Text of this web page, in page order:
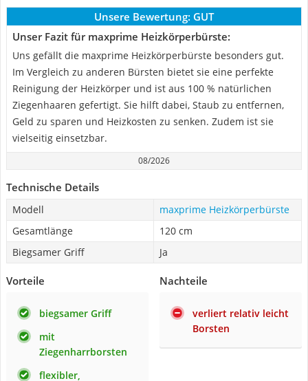
Unsere Bewertung: GUT
Unser Fazit für maxprime Heizkörperbürste:
Uns gefällt die maxprime Heizkörperbürste besonders gut.
Im Vergleich zu anderen Bürsten bietet sie eine perfekte
Reinigung der Heizkörper und ist aus 100 % natürlichen
Ziegenhaaren gefertigt. Sie hilft dabei, Staub zu entfernen,
Geld zu sparen und Heizkosten zu senken. Zudem ist sie
vielseitig einsetzbar.
08/2026
Technische Details
Modell
maxprime Heizkörperbürste
Gesamtlänge
120 cm
Biegsamer Griff
Ja
Vorteile
biegsamer Griff
mit
Ziegenharrborsten
flexibler,
Nachteile
verliert relativ leicht
Borsten